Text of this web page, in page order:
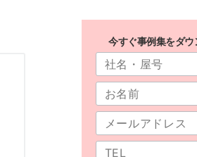
今すぐ事例集をダウ